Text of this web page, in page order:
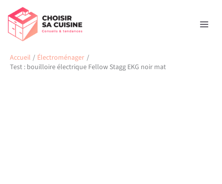
contenu
Accueil
Électroménager
Test : bouilloire électrique Fellow Stagg EKG noir mat
Rechercher